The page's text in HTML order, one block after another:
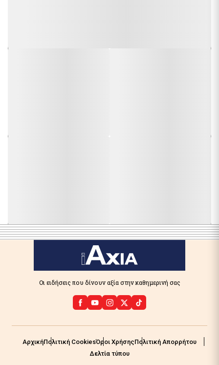
Οι ειδήσεις που δίνουν αξία στην καθημερινή σας
ΑρχικήΠολιτική CookiesΌροι ΧρήσηςΠολιτική Απορρήτου
Δελτία τύπου